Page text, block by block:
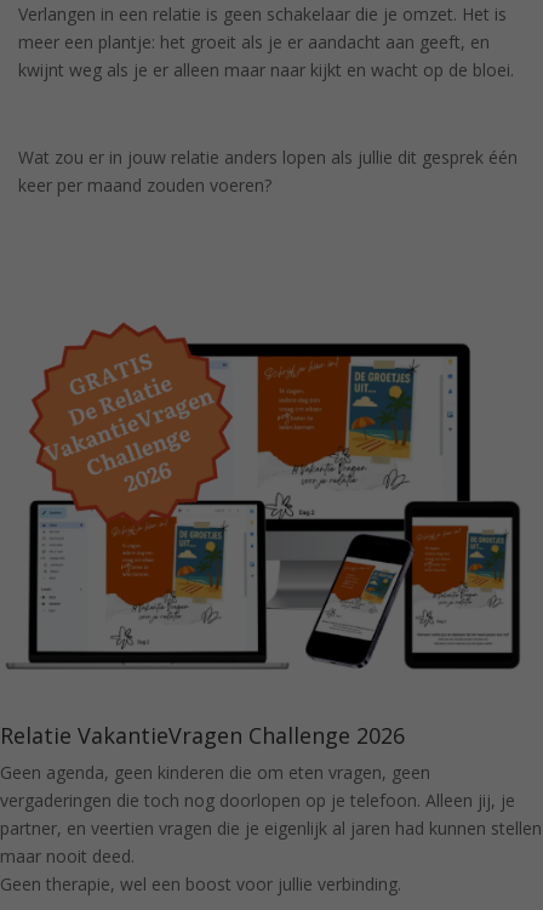
Verlangen in een relatie is geen schakelaar die je omzet. Het is
meer een plantje: het groeit als je er aandacht aan geeft, en
kwijnt weg als je er alleen maar naar kijkt en wacht op de bloei.
Wat zou er in jouw relatie anders lopen als jullie dit gesprek één
keer per maand zouden voeren?
Relatie VakantieVragen Challenge 2026
Geen agenda, geen kinderen die om eten vragen, geen
vergaderingen die toch nog doorlopen op je telefoon. Alleen jij, je
partner, en veertien vragen die je eigenlijk al jaren had kunnen stellen
maar nooit deed.
Geen therapie, wel een boost voor jullie verbinding.